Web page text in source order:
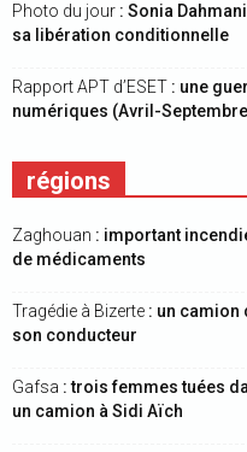
Photo du jour : Sonia
sa libération conditionnelle
Rapport APT d’ESET : une
numériques (Avril-
régions
Zaghouan : important
de médicaments
Tragédie à Bizerte : un camion
son conducteur
Gafsa : trois femmes tuées
un camion à Sidi Aïch